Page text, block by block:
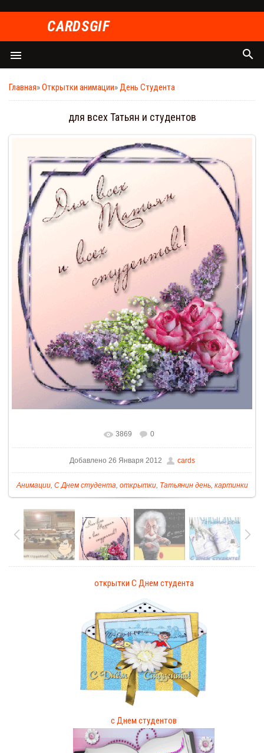
СARDSGIF
menu search
Главная»Открытки анимации»День Студента
для всех Татьян и студентов
3869 0
Добавлено 26 Января 2012 cards
Анимации, С Днем студента открытки, Татьянин день, картинки
открытки С Днем студента
с Днем студентов